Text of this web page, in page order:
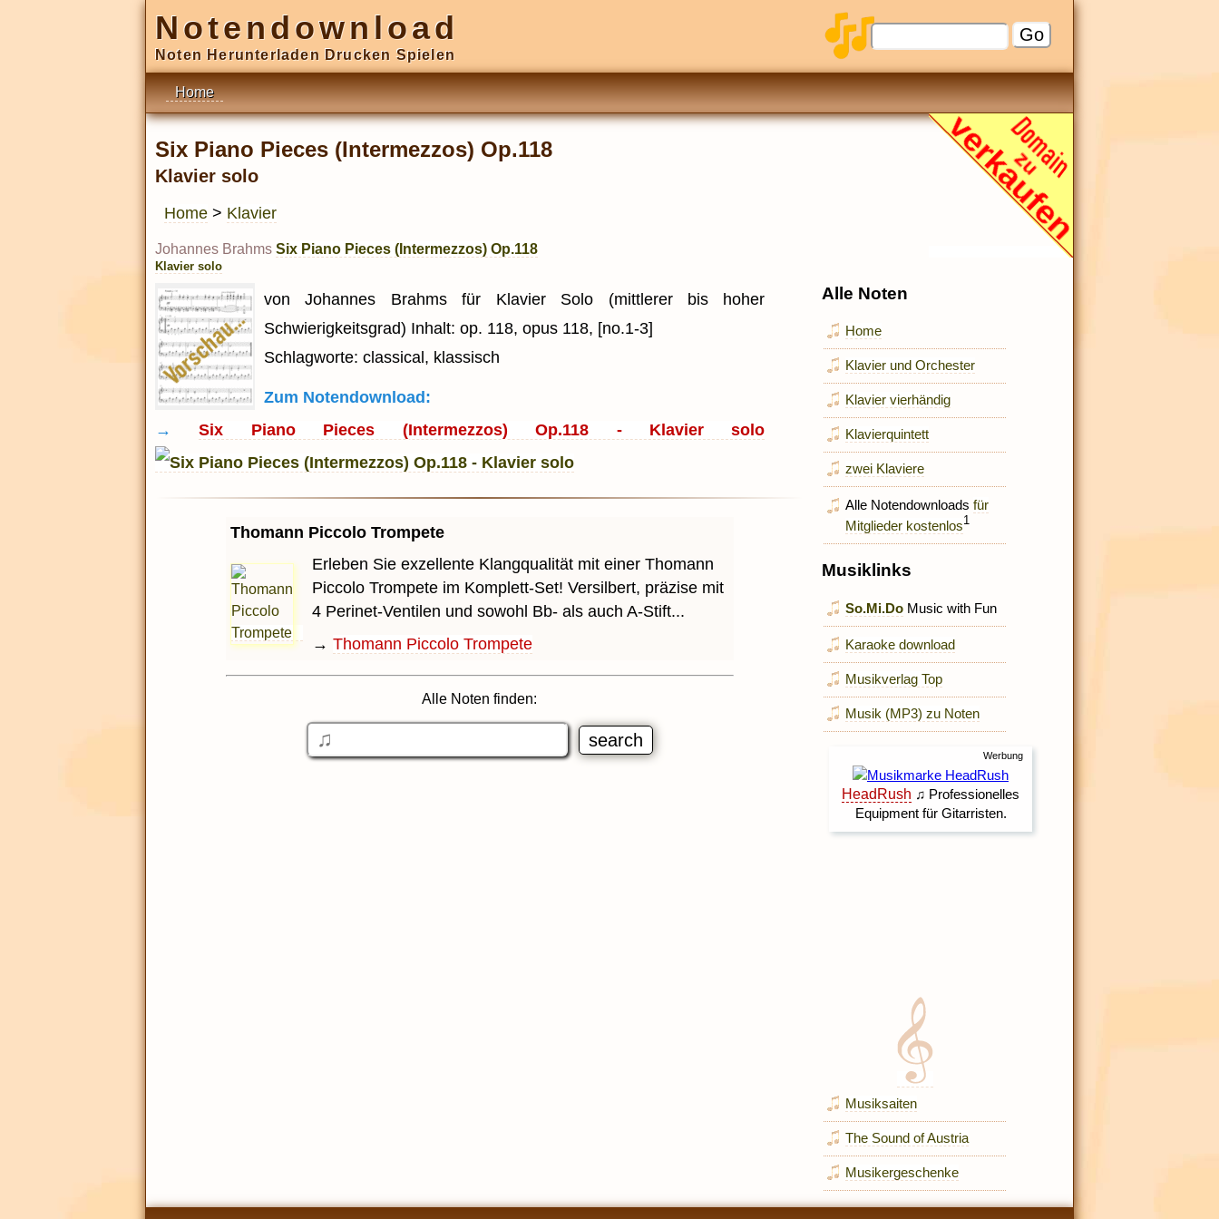
Notendownload
Noten Herunterladen Drucken Spielen
Home
Six Piano Pieces (Intermezzos) Op.118
Klavier solo
Home > Klavier
Johannes Brahms Six Piano Pieces (Intermezzos) Op.118
Klavier solo
von Johannes Brahms für Klavier Solo (mittlerer bis hoher
Schwierigkeitsgrad) Inhalt: op. 118, opus 118, [no.1-3]
Schlagworte: classical, klassisch
Zum Notendownload:
→Six Piano Pieces (Intermezzos) Op.118 - Klavier solo
Thomann Piccolo Trompete
Erleben Sie exzellente Klangqualität mit einer Thomann
Piccolo Trompete im Komplett-Set! Versilbert, präzise mit
4 Perinet-Ventilen und sowohl Bb- als auch A-Stift...
→ Thomann Piccolo Trompete
Alle Noten finden:
Alle Noten
Home
Klavier und Orchester
Klavier vierhändig
Klavierquintett
zwei Klaviere
Alle Notendownloadsfür
Mitglieder kostenlos1
Musiklinks
So.Mi.Do Music with Fun
Karaoke download
Musikverlag Top
Musik (MP3) zu Noten
Musiksaiten
The Sound of Austria
Musikergeschenke